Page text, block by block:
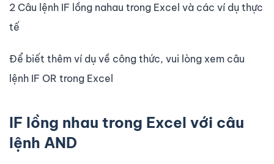
2 Câu lệnh IF lồng nahau trong Excel và các ví dụ thực
tế
Để biết thêm ví dụ về công thức, vui lòng xem câu
lệnh IF OR trong Excel
IF lồng nhau trong Excel với câu
lệnh AND